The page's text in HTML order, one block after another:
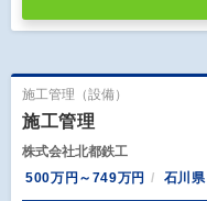
施工管理（設備）
施工管理
株式会社北都鉄工
500万円～749万円
石川県